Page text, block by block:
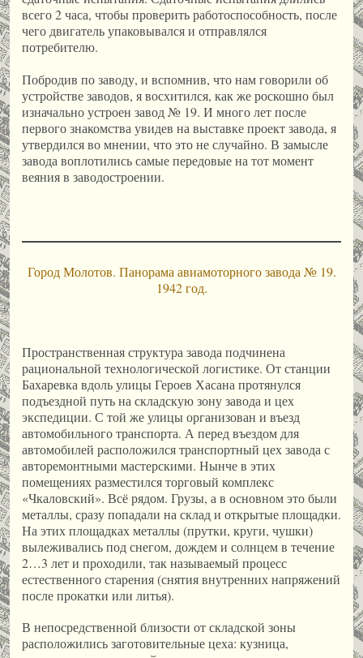
всего 2 часа, чтобы проверить работоспособность, после
чего двигатель упаковывался и отправлялся
потребителю.
Побродив по заводу, и вспомнив, что нам говорили об
устройстве заводов, я восхитился, как же роскошно был
изначально устроен завод № 19. И много лет после
первого знакомства увидев на выставке проект завода, я
утвердился во мнении, что это не случайно. В замысле
завода воплотились самые передовые на тот момент
веяния в заводостроении.
Город Молотов. Панорама авиамоторного завода № 19.
1942 год.
Пространственная структура завода подчинена
рациональной технологической логистике. От станции
Бахаревка вдоль улицы Героев Хасана протянулся
подъездной путь на складскую зону завода и цех
экспедиции. С той же улицы организован и въезд
автомобильного транспорта. А перед въездом для
автомобилей расположился транспортный цех завода с
авторемонтными мастерскими. Нынче в этих
помещениях разместился торговый комплекс
«Чкаловский». Всё рядом. Грузы, а в основном это были
металлы, сразу попадали на склад и открытые площадки.
На этих площадках металлы (прутки, круги, чушки)
вылеживались под снегом, дождем и солнцем в течение
2…3 лет и проходили, так называемый процесс
естественного старения (снятия внутренних напряжений
после прокатки или литья).
В непосредственной близости от складской зоны
расположились заготовительные цеха: кузница,